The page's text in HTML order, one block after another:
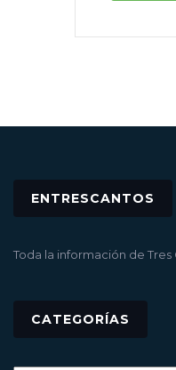
ENTRESCANTOS
Toda la información de Tres
CATEGORÍAS